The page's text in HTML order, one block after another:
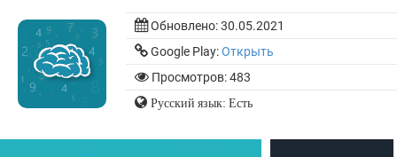
Обновлено:30.05.2021
Google Play:Открыть
Просмотров: 483
Русский язык: Есть